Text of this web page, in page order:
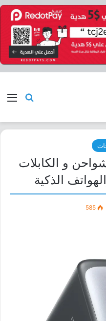
بحث
و الكابلات
الذكية
585